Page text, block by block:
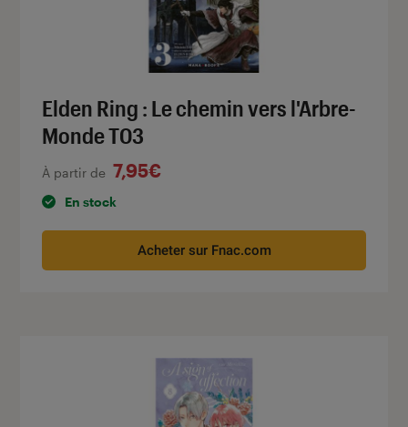
Elden Ring : Le chemin vers l'Arbre-
Monde T03
À partir de 7,95€
En stock
Acheter sur Fnac.com